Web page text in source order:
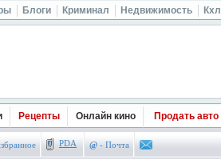
Блоги Криминал Недвижимость Кхл
Рецепты Онлайн кино Продать авто
PDA @ - Почта